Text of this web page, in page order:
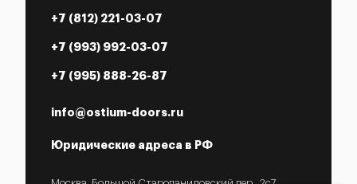
+7 (812) 221-03-07
+7 (993) 992-03-07
+7 (995) 888-26-87
info@ostium-doors.ru
Юридические адреса в РФ